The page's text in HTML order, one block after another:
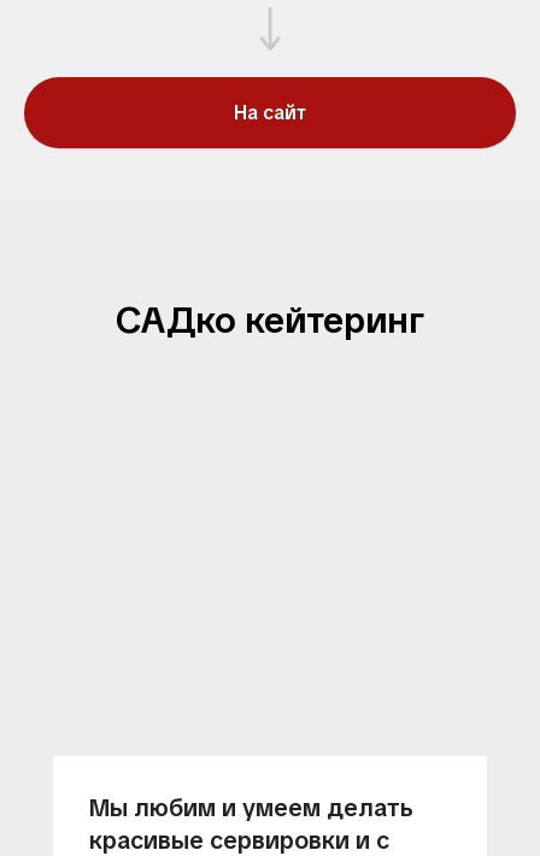
На сайт
САДко кейтеринг
Мы любим и умеем делать
красивые сервировки и с